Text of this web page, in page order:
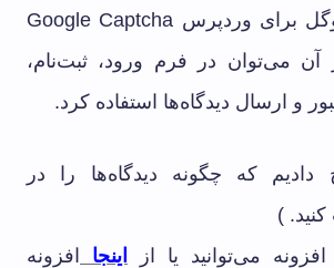
افزونه کپچای گوگل برای وردپرس Google Captcha
می‌توان در فرم ورود، ثبت‌نام،
و ارسال دیدگاه‌ها استفاده کرد.
دادیم که چگونه دیدگاه‌ها را در
)
می‌توانید یا از
اینجا
افزونه